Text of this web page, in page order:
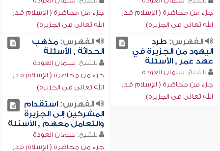
جزء من محاضرة ( الإسلام قدر
الله تعالى في الجزيرة)
جزء من محاضرة ( الإسلام قدر
الله تعالى في الجزيرة)
الفهرس: طرد
اليهود من الجزيرة في
عهد عمر , الأسئلة
للشيخ: سلمان العودة
جزء من محاضرة ( الإسلام قدر
الله تعالى في الجزيرة)
الفهرس:مذهب
الحداثة , الأسئلة
للشيخ: سلمان العودة
جزء من محاضرة ( الإسلام قدر
الله تعالى في الجزيرة)
الفهرس:استقدام
المشركين إلى الجزيرة
والتعامل معهم , الأسئلة
للشيخ: سلمان العودة
جزء من محاضرة ( الإسلام قدر